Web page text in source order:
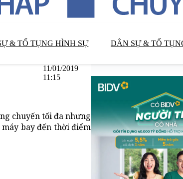
& TỐ TỤNG HÌNH SỰ DÂN SỰ & TỐ
11/01/2019
11:15
chuyến tối đa nhưng
bay đến thời điểm